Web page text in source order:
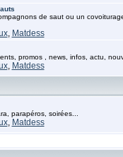
de saut ou un
, Matdess
promos , news, infos, actu,
, Matdess
parapéros, soirées...
, Matdess